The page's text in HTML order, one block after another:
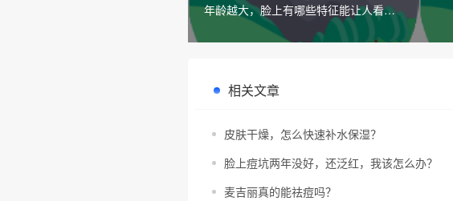
年龄越大，脸上有哪些特征能让人看起
来更年轻？
相关文章
皮肤干燥，怎么快速补水保湿？
脸上痘坑两年没好，还泛红，我该怎么办？
麦吉丽真的能祛痘吗？